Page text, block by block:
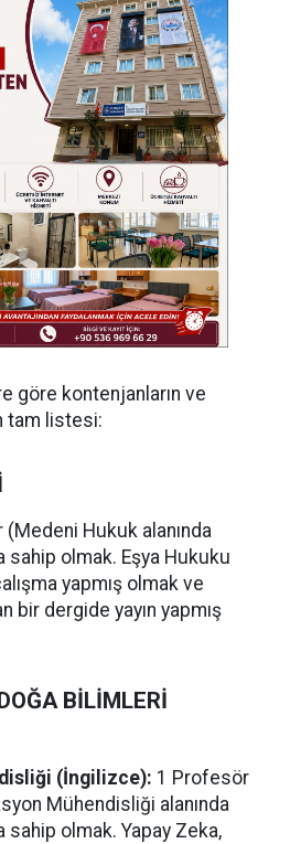
göre kontenjanların ve
tam listesi:
Hukuk alanında
sahip olmak. Eşya Hukuku
yapmış olmak ve
bir dergide yayın yapmış
BİLİMLERİ
(İngilizce): 1 Profesör
Mühendisliği alanında
sahip olmak. Yapay Zeka,